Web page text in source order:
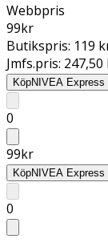
Webbpris
99kr
Butikspris: 119
Jmfs.pris:
KöpNIVEA Express
0
99kr
KöpNIVEA Express
0